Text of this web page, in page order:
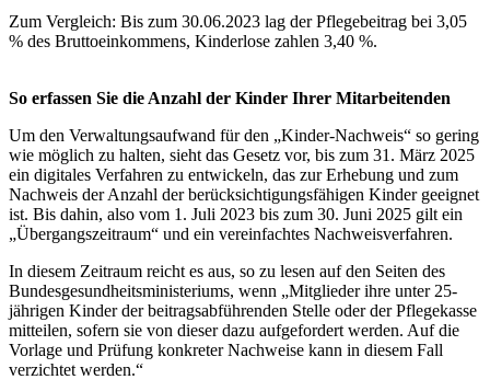
Zum Vergleich: Bis zum 30.06.2023 lag der Pflegebeitrag bei 3,05
% des Bruttoeinkommens, Kinderlose zahlen 3,40 %.
So erfassen Sie die Anzahl der Kinder Ihrer Mitarbeitenden
Um den Verwaltungsaufwand für den „Kinder-Nachweis“ so gering
wie möglich zu halten, sieht das Gesetz vor, bis zum 31. März 2025
ein digitales Verfahren zu entwickeln, das zur Erhebung und zum
Nachweis der Anzahl der berücksichtigungsfähigen Kinder geeignet
ist. Bis dahin, also vom 1. Juli 2023 bis zum 30. Juni 2025 gilt ein
„Übergangszeitraum“ und ein vereinfachtes Nachweisverfahren.
In diesem Zeitraum reicht es aus, so zu lesen auf den Seiten des
Bundesgesundheitsministeriums, wenn „Mitglieder ihre unter 25-
jährigen Kinder der beitragsabführenden Stelle oder der Pflegekasse
mitteilen, sofern sie von dieser dazu aufgefordert werden. Auf die
Vorlage und Prüfung konkreter Nachweise kann in diesem Fall
verzichtet werden.“